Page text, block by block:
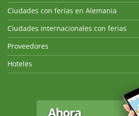
Ciudades con ferias en Alemania
Ciudades internacionales con ferias
Proveedores
Hoteles